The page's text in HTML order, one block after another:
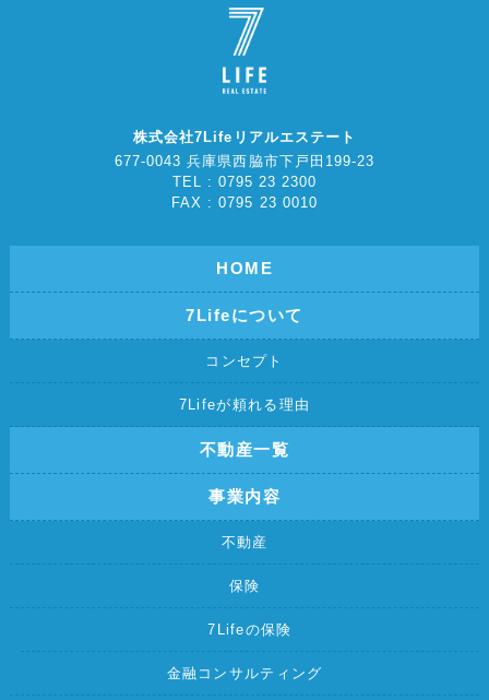
株式会社7Lifeリアルエステート
677-0043 兵庫県西脇市下戸田199-23
TEL : 0795 23 2300
FAX : 0795 23 0010
HOME
7Lifeについて
コンセプト
7Lifeが頼れる理由
不動産一覧
事業内容
不動産
保険
7Lifeの保険
金融コンサルティング